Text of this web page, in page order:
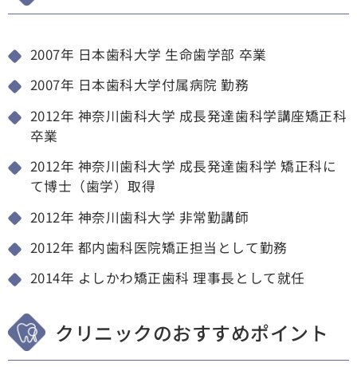
2007年 日本歯科大学 生命歯学部 卒業
2007年 日本歯科大学付属病院 勤務
2012年 神奈川歯科大学 成長発達歯科学講座矯正科
卒業
2012年 神奈川歯科大学 成長発達歯科学 矯正科に
て博士（歯学）取得
2012年 神奈川歯科大学 非常勤講師
2012年 都内歯科医院矯正担当として勤務
2014年 よしかわ矯正歯科 理事長として就任
クリニックのおすすめポイント